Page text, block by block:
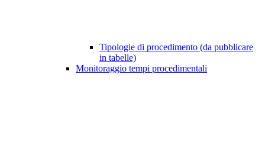
Tipologie di procedimento (da pubblicare
in tabelle)
Monitoraggio tempi procedimentali